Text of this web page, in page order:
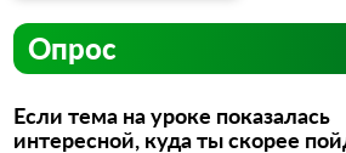
Опрос
Если тема на уроке показалась
интересной, куда ты скорее